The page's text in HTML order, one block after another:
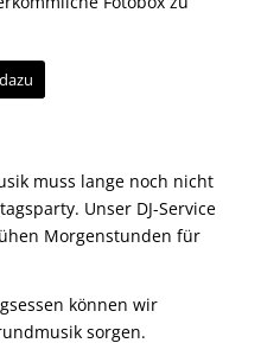
muss lange noch nicht
Morgenstunden für
können wir
sorgen.